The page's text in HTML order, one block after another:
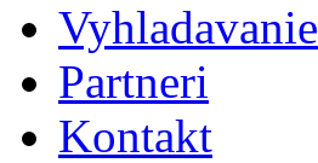
Vyhladavanie
Partneri
Kontakt